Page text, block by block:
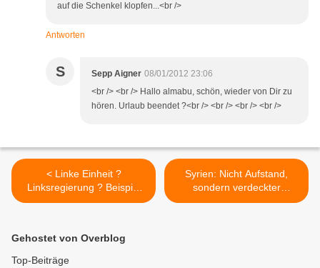
auf die Schenkel klopfen...<br />
Antworten
S Sepp Aigner 08/01/2012 23:06
<br /> <br /> Hallo almabu, schön, wieder von Dir zu
hören. Urlaub beendet ?<br /> <br /> <br /> <br />
< Linke Einheit ?
Linksregierung ? Beispiel
Griechenland
Syrien: Nicht Aufstand,
sondern verdeckter
Angriffskrieg >
Gehostet von Overblog
Top-Beiträge